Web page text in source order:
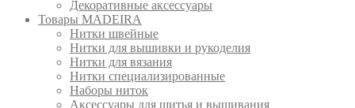
Декоративные аксессуары
Товары MADEIRA
Нитки швейные
Нитки для вышивки и рукоделия
Нитки для вязания
Нитки специализированные
Наборы ниток
Аксессуары для шитья и вышивания